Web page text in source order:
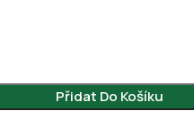
Přidat Do Košíku